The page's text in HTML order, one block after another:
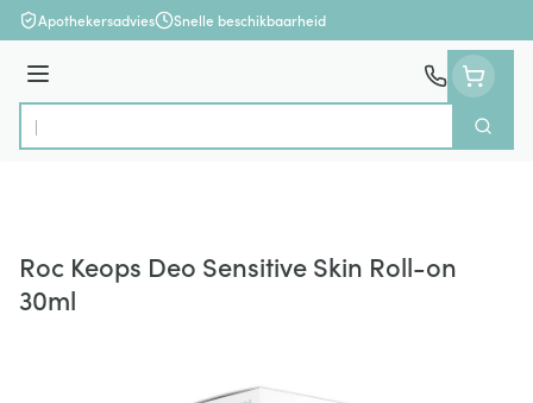
Ga naar de inhoud
Apothekersadvies Snelle beschikbaarheid
Menu
Product, merk, categorie...
Zoek
Roc Keops Deo Sensitive Skin Roll-on
30ml